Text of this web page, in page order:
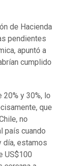
de Hacienda
pendientes
apuntó a
cumplido
20% y 30%, lo
que
no
país cuando
día, estamos
US$100